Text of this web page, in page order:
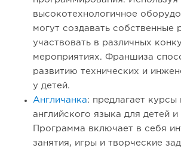
высокотехнологичное
могут создавать собственные
участвовать в различных
мероприятиях. Франшиза
развитию технических и
у детей.
Англичанка: предлагает курсы
английского языка для детей
Программа включает в себя
занятия, игры и творческие